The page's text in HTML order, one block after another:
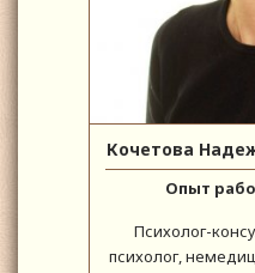
Кочетова
Опыт
Психолог-
психолог,